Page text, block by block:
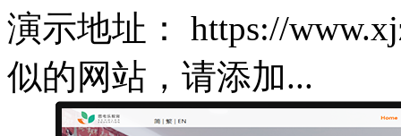
演示地址： https://
似的网站，请添加...